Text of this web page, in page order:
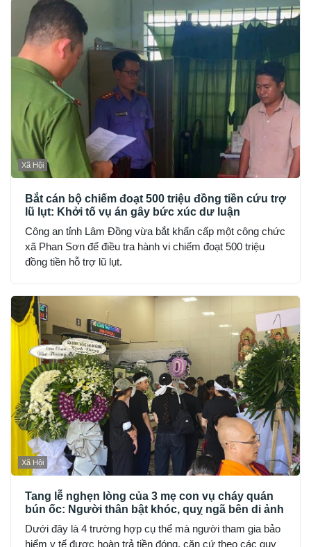
Xã Hội
Bắt cán bộ chiếm đoạt 500 triệu đồng tiền cứu trợ
lũ lụt: Khởi tố vụ án gây bức xúc dư luận
Công an tỉnh Lâm Đồng vừa bắt khẩn cấp một công chức
xã Phan Sơn để điều tra hành vi chiếm đoạt 500 triệu
đồng tiền hỗ trợ lũ lụt.
Xã Hội
Tang lễ nghẹn lòng của 3 mẹ con vụ cháy quán
bún ốc: Người thân bật khóc, quỵ ngã bên di ảnh
Dưới đây là 4 trường hợp cụ thể mà người tham gia bảo
hiểm y tế được hoàn trả tiền đóng, căn cứ theo các quy